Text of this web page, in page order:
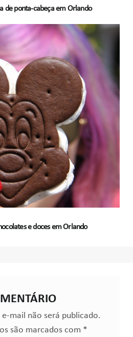
de ponta-cabeça em Orlando
e doces em Orlando
e-mail não será publicado.
são marcados com *